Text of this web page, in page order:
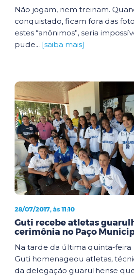
Não jogam, nem treinam.
conquistado, ficam fora das
estes “anônimos”, seria
pude... [saiba mais]
28/07/2017, às 11:10
Guti recebe atletas
cerimônia no Paço
Na tarde da última quinta-feira
Guti homenageou atletas,
da delegação guarulhense